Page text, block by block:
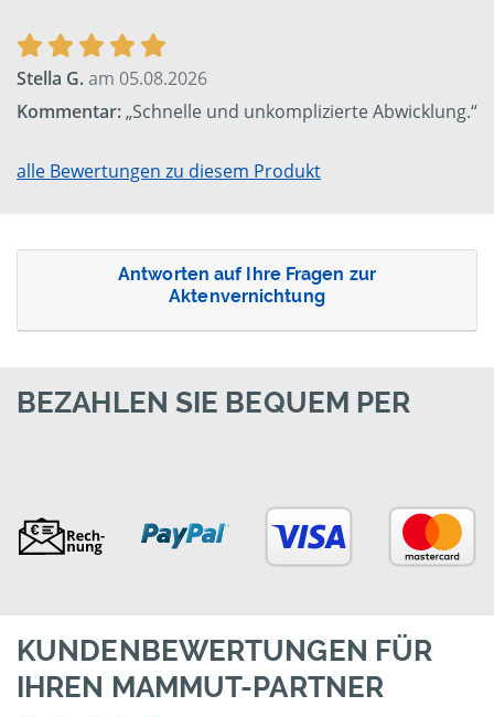
Stella G.am 05.08.2026
Kommentar:„Schnelle und unkomplizierte Abwicklung.“
alle Bewertungen zu diesem Produkt
Antworten auf Ihre Fragen zur
Aktenvernichtung
BEZAHLEN SIE BEQUEM PER
KUNDENBEWERTUNGEN FÜR
IHREN MAMMUT-PARTNER